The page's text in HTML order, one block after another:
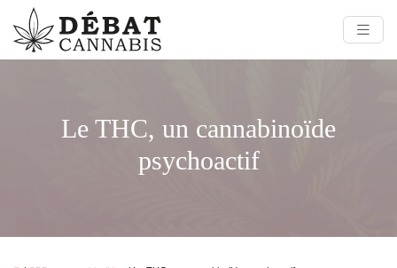
Le THC, un cannabinoïde
psychoactif